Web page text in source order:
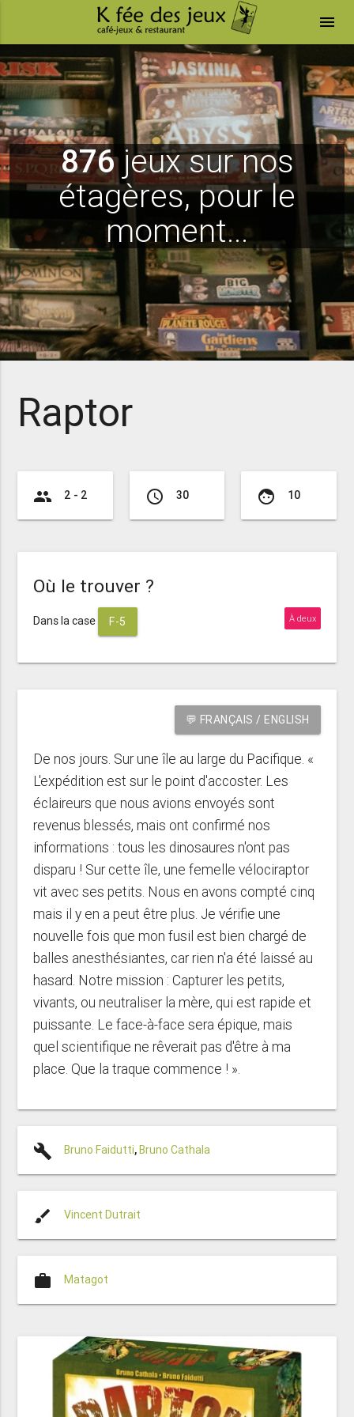
menu
876jeux sur nos
étagères, pour le
moment...
Raptor
group 2 - 2 access_time 30 face 10
Où le trouver ?
Dans la case F-5 À deux
💬 FRANÇAIS / ENGLISH
De nos jours. Sur une île au large du Pacifique. «
L'expédition est sur le point d'accoster. Les
éclaireurs que nous avions envoyés sont
revenus blessés, mais ont confirmé nos
informations : tous les dinosaures n'ont pas
disparu ! Sur cette île, une femelle vélociraptor
vit avec ses petits. Nous en avons compté cinq
mais il y en a peut être plus. Je vérifie une
nouvelle fois que mon fusil est bien chargé de
balles anesthésiantes, car rien n'a été laissé au
hasard. Notre mission : Capturer les petits,
vivants, ou neutraliser la mère, qui est rapide et
puissante. Le face-à-face sera épique, mais
quel scientifique ne rêverait pas d'être à ma
place. Que la traque commence ! ».
build Bruno Faidutti,Bruno Cathala
brush Vincent Dutrait
work Matagot